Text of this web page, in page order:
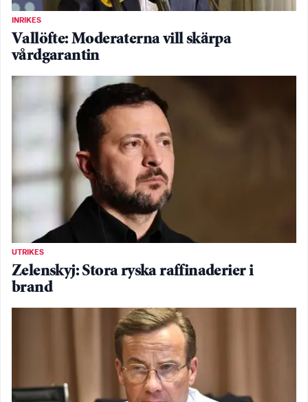
INRIKES
Vallöfte: Moderaterna vill skärpa
vårdgarantin
UTRIKES
Zelenskyj: Stora ryska raffinaderier i
brand